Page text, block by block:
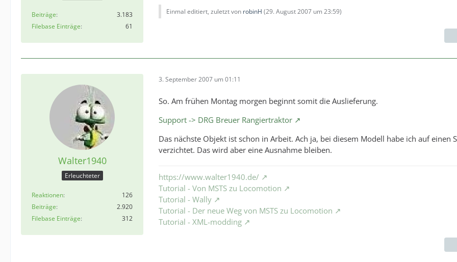
Beiträge
3.183
Filebase Einträge
61
Einmal editiert, zuletzt von robinH (29. August 2007 um 23:59)
Walter1940
Erleuchteter
Reaktionen
126
Beiträge
2.920
Filebase Einträge
312
3. September 2007 um 01:11
So. Am frühen Montag morgen beginnt somit die Auslieferung.
Support -> DRG Breuer Rangiertraktor
Das nächste Objekt ist schon in Arbeit. Ach ja, bei diesem Modell habe ich auf einen
verzichtet. Das wird aber eine Ausnahme bleiben.
https://www.walter1940.de/
Tutorial - Von MSTS zu Locomotion
Tutorial - Wally
Tutorial - Der neue Weg von MSTS zu Locomotion
Tutorial - XML-modding